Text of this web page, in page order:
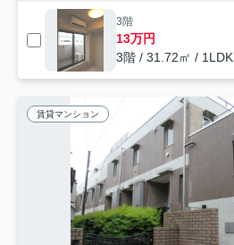
3階
13万円
3階 / 31.72㎡ / 1LDK
賃貸マンション